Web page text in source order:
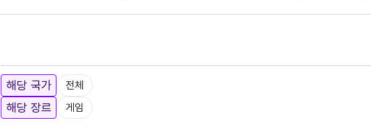
해당 국가 전체
해당 장르 게임